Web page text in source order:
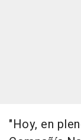
"Hoy, en